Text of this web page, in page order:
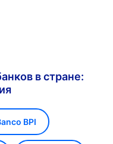
в стране:
BPI